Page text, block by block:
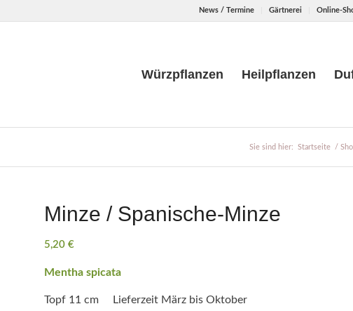
News / Termine Gärtnerei Online-
Würzpflanzen Heilpflanzen
Sie sind hier: Startseite /
Minze / Spanische-Minze
5,20 €
Mentha spicata
Topf 11 cm Lieferzeit März bis Oktober